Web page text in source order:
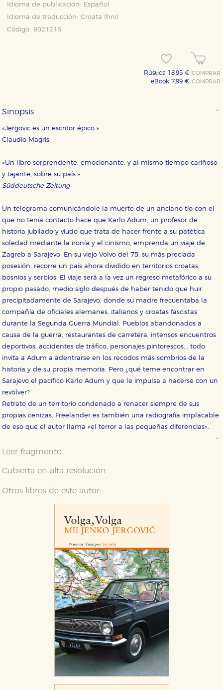
Idioma de publicación:
Español
Idioma de traducción: Croata (hrv)
Código: 8021216
Rústica 18,95 €COMPRAR
eBook 7,99 €COMPRAR
Sinopsis
«Jergovic es un escritor épico.»
Claudio Magris
«Un libro sorprendente, emocionante, y al mismo tiempo cariñoso
y tajante, sobre su país.»
Süddeutsche Zeitung
Un telegrama comunicándole la muerte de un anciano tío con el
que no tenía contacto hace que Karlo Adum, un profesor de
historia jubilado y viudo que trata de hacer frente a su patética
soledad mediante la ironía y el cinismo, emprenda un viaje de
Zagreb a Sarajevo. En su viejo Volvo del 75, su más preciada
posesión, recorre un país ahora dividido en territorios croatas,
bosnios y serbios. El viaje será a la vez un regreso metafórico a su
propio pasado, medio siglo después de haber tenido que huir
precipitadamente de Sarajevo, donde su madre frecuentaba la
compañía de oficiales alemanes, italianos y croatas fascistas
durante la Segunda Guerra Mundial. Pueblos abandonados a
causa de la guerra, restaurantes de carretera, intensos encuentros
deportivos, accidentes de tráfico, personajes pintorescos... todo
invita a Adum a adentrarse en los recodos más sombríos de la
historia y de su propia memoria. Pero ¿qué teme encontrar en
Sarajevo el pacífico Karlo Adum y que le impulsa a hacerse con un
revólver?
Retrato de un territorio condenado a renacer siempre de sus
propias cenizas, Freelander es también una radiografía implacable
de eso que el autor llama «el terror a las pequeñas diferencias».
Leer fragmento
Cubierta en alta resolución
Otros libros de este autor:
CONFIGURACIÓN DE COOKIES
HABILITAR TODO RECHAZAR TODO
Cookies necesarias
Estas cookies son necesarias para que nuestro sitio
web funcione y no es posible deshabilitarlas desde
nuestro sistema. Es posible hacerlo desde el
navegador, pero en ese caso es posible que algunas
áreas de nuestra web dejen de funcionar
correctamente.
Cookies de rendimiento y analíticas